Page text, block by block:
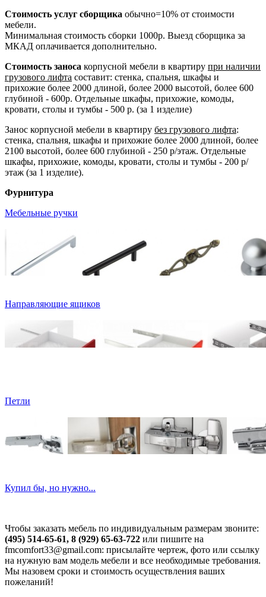
Стоимость услуг сборщика обычно=10% от стоимости
мебели.
Минимальная стоимость сборки 1000р. Выезд сборщика за
МКАД оплачивается дополнительно.
Стоимость заноса корпусной мебели в квартиру при наличии
грузового лифта составит: стенка, спальня, шкафы и
прихожие более 2000 длиной, более 2000 высотой, более 600
глубиной - 600р. Отдельные шкафы, прихожие, комоды,
кровати, столы и тумбы - 500 р. (за 1 изделие)
Занос корпусной мебели в квартиру без грузового лифта:
стенка, спальня, шкафы и прихожие более 2000 длиной, более
2100 высотой, более 600 глубиной - 250 р/этаж. Отдельные
шкафы, прихожие, комоды, кровати, столы и тумбы - 200 р/
этаж (за 1 изделие).
Фурнитура
Мебельные ручки
Направляющие ящиков
Петли
Купил бы, но нужно...
Чтобы заказать мебель по индивидуальным размерам звоните:
(495) 514-65-61, 8 (929) 65-63-722 или пишите на
fmcomfort33@gmail.com: присылайте чертеж, фото или ссылку
на нужную вам модель мебели и все необходимые требования.
Мы назовем сроки и стоимость осуществления ваших
пожеланий!